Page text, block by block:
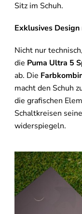
Sitz im Schuh.
Exklusives
Nicht nur
die Puma Ultra 5
ab. Die
macht den Schuh
die grafischen
Schaltkreisen
widerspiegeln.